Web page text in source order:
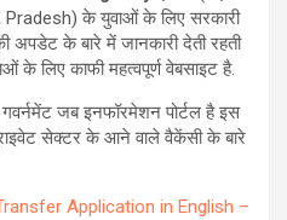
Pradesh) के युवाओं के लिए सरकारी
अपडेट के बारे में जानकारी देती रहती
के लिए काफी महत्वपूर्ण वेबसाइट है.
जब इनफॉरमेशन पोर्टल है इस
सेक्टर के आने वाले वैकेंसी के बारे
Application in English –